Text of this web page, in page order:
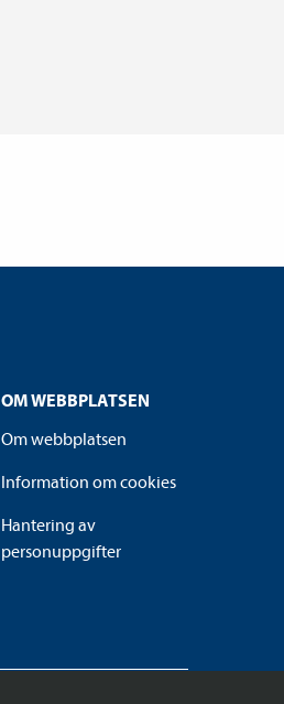
OM WEBBPLATSEN
Om webbplatsen
Information om cookies
Hantering av
personuppgifter